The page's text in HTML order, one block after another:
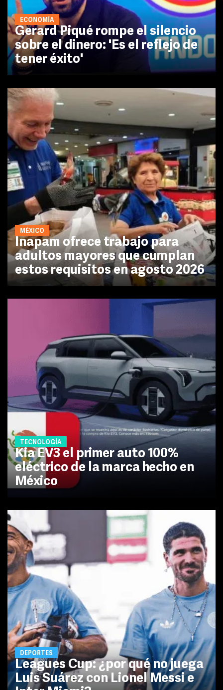
ECONOMÍA
Gerard Piqué rompe el silencio
sobre el dinero: 'Es el reflejo de
tener éxito'
MÉXICO
Inapam ofrece trabajo para
adultos mayores que cumplan
estos requisitos en agosto 2026
TECNOLOGÍA
Kia EV3 el primer auto 100%
eléctrico de la marca hecho en
México
DEPORTES
Leagues Cup: ¿por qué no juega
Luis Suárez con Lionel Messi e